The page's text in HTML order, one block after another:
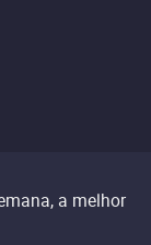
a melhor